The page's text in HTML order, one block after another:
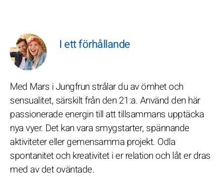
I ett förhållande
Med Mars i Jungfrun strålar du av ömhet och
sensualitet, särskilt från den 21:a. Använd den här
passionerade energin till att tillsammans upptäcka
nya vyer. Det kan vara smygstarter, spännande
aktiviteter eller gemensamma projekt. Odla
spontanitet och kreativitet i er relation och låt er dras
med av det oväntade.